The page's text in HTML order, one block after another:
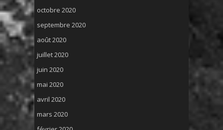
octobre 2020
septembre 2020
août 2020
juillet 2020
juin 2020
mai 2020
avril 2020
mars 2020